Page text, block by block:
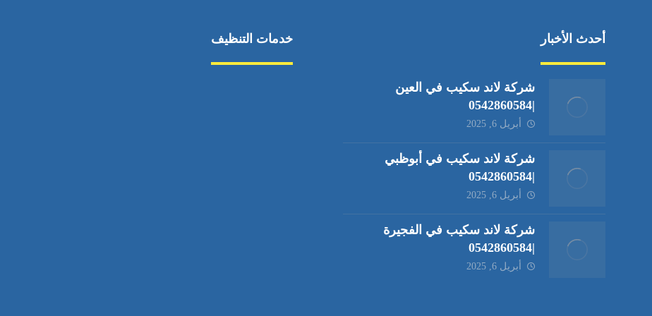
أحدث الأخبار
شركة لاند سكيب في العين
|0542860584
أبريل 6, 2025
شركة لاند سكيب في أبوظبي
|0542860584
أبريل 6, 2025
شركة لاند سكيب في الفجيرة
|0542860584
أبريل 6, 2025
خدمات التنظيف